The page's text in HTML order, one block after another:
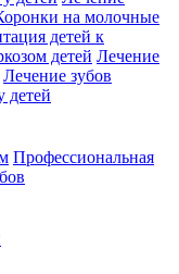
на молочные
детей к
детей Лечение
Лечение зубов
детей
Профессиональная